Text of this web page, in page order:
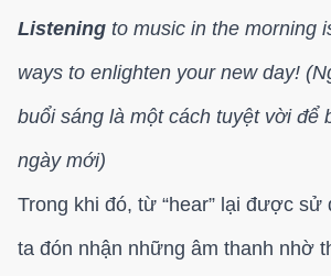
Listening to music in the morning
ways to enlighten your new day!
buổi sáng là một cách tuyệt vời để
ngày mới)
Trong khi đó, từ “hear” lại được sử
ta đón nhận những âm thanh nhờ